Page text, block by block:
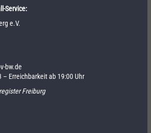
Service:
e.V.
bw.de
– Erreichbarkeit ab 19:00 Uhr
Freiburg